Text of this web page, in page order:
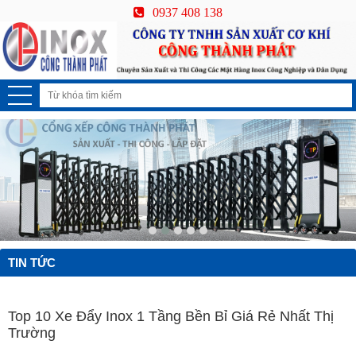
0937 408 138
TIN TỨC
Top 10 Xe Đẩy Inox 1 Tầng Bền Bỉ Giá Rẻ Nhất Thị
Trường